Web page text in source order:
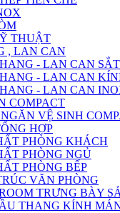
THUẬT
, LAN CAN
- LAN CAN SẮT
- LAN CAN
- LAN CAN
COMPACT
VỆ SINH
HỢP
PHÒNG KHÁCH
PHÒNG NGỦ
PHÒNG BẾP
VĂN PHÒNG
TRƯNG BÀY
THANG KÍNH